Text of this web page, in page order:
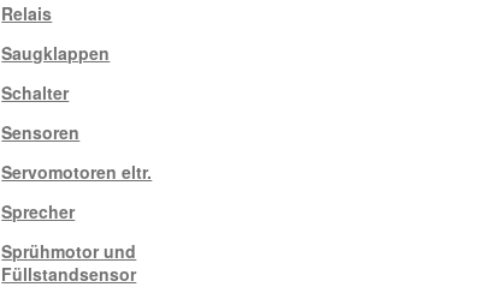
Relais
Saugklappen
Schalter
Sensoren
Servomotoren eltr.
Sprecher
Sprühmotor und
Füllstandsensor